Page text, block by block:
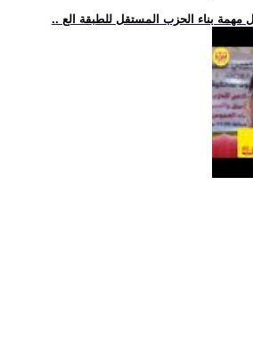
مهمة بناء الحزب المستقل للطبقة الع